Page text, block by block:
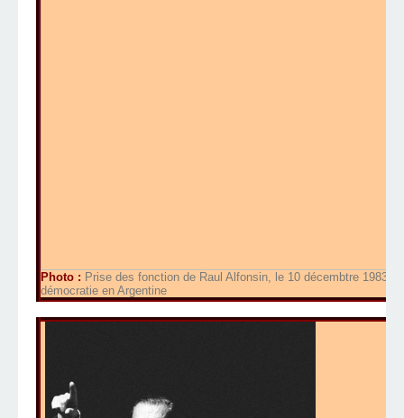
Photo : Prise des fonction de Raul Alfonsin, le 10 décembtre 1983
démocratie en Argentine